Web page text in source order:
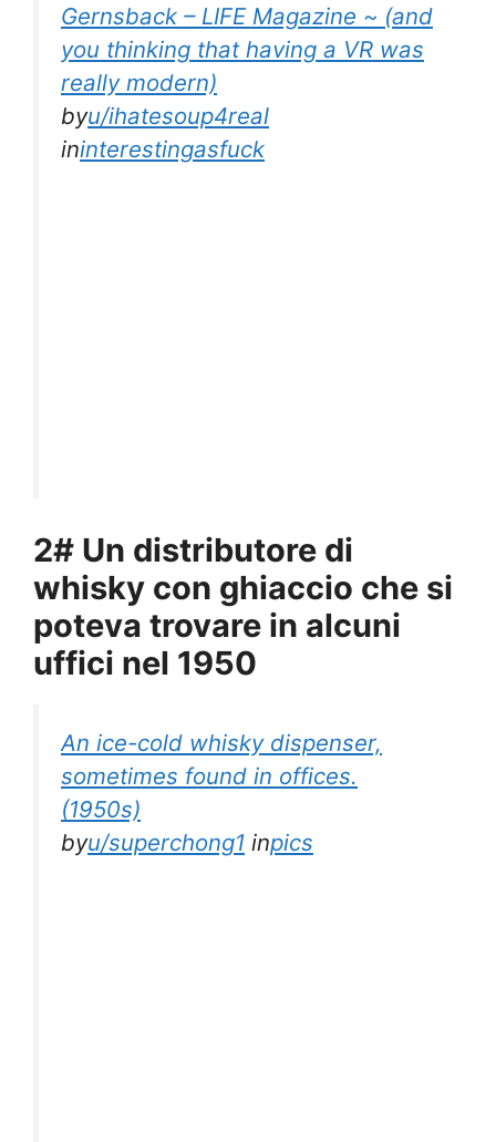
Gernsback – LIFE Magazine ~ (and
you thinking that having a VR was
really modern)
byu/ihatesoup4real
ininterestingasfuck
2# Un distributore di
whisky con ghiaccio che si
poteva trovare in alcuni
uffici nel 1950
An ice-cold whisky dispenser,
sometimes found in offices.
(1950s)
byu/superchong1 inpics